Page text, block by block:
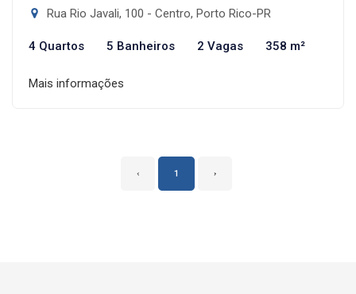
Rua Rio Javali, 100 - Centro, Porto Rico-PR
4 Quartos 5 Banheiros 2 Vagas 358 m²
Mais informações
‹ 1 ›